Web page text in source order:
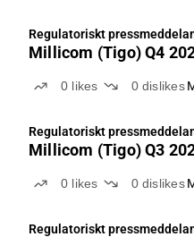
Regulatoriskt
Millicom (Tigo) Q4
0 likes 0 dislikes
Regulatoriskt
Millicom (Tigo) Q3
0 likes 0 dislikes
Regulatoriskt